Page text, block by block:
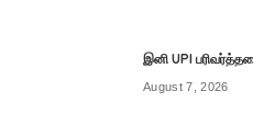
இனி UPI
August 7, 2026